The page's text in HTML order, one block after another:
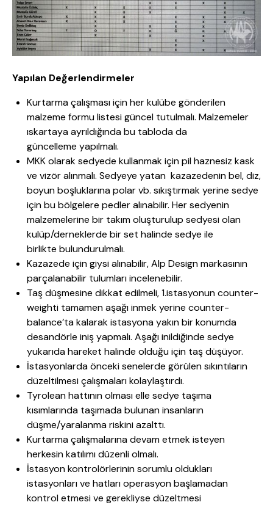
Yapılan Değerlendirmeler
Kurtarma çalışması için her kulübe gönderilen
malzeme formu listesi güncel tutulmalı. Malzemeler
ıskartaya ayrıldığında bu tabloda da
güncelleme yapılmalı.
MKK olarak sedyede kullanmak için pil haznesiz kask
ve vizör alınmalı. Sedyeye yatan kazazedenin bel, diz,
boyun boşluklarına polar vb. sıkıştırmak yerine sedye
için bu bölgelere pedler alınabilir. Her sedyenin
malzemelerine bir takım oluşturulup sedyesi olan
kulüp/derneklerde bir set halinde sedye ile
birlikte bulundurulmalı.
Kazazede için giysi alınabilir, Alp Design markasının
parçalanabilir tulumları incelenebilir.
Taş düşmesine dikkat edilmeli, 1.istasyonun counter-
weighti tamamen aşağı inmek yerine counter-
balance’ta kalarak istasyona yakın bir konumda
desandörle iniş yapmalı. Aşağı inildiğinde sedye
yukarıda hareket halinde olduğu için taş düşüyor.
İstasyonlarda önceki senelerde görülen sıkıntıların
düzeltilmesi çalışmaları kolaylaştırdı.
Tyrolean hattının olması elle sedye taşıma
kısımlarında taşımada bulunan insanların
düşme/yaralanma riskini azalttı.
Kurtarma çalışmalarına devam etmek isteyen
herkesin katılımı düzenli olmalı.
İstasyon kontrolörlerinin sorumlu oldukları
istasyonları ve hatları operasyon başlamadan
kontrol etmesi ve gerekliyse düzeltmesi